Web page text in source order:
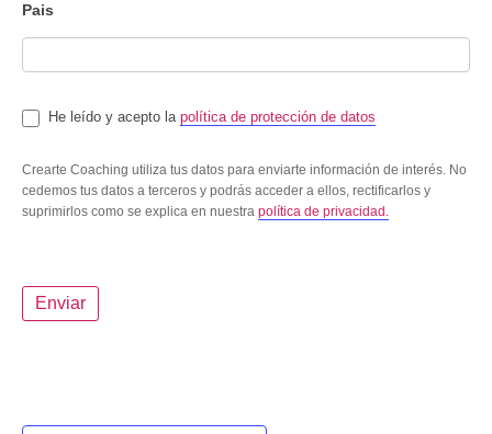
Pais
He leído y acepto la política de protección de datos
Crearte Coaching utiliza tus datos para enviarte información de interés. No
cedemos tus datos a terceros y podrás acceder a ellos, rectificarlos y
suprimirlos como se explica en nuestra política de privacidad.
Enviar